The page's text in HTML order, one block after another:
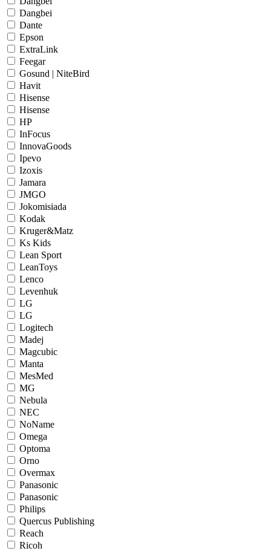
Dangbei
Dante
Epson
ExtraLink
Feegar
Gosund | NiteBird
Havit
Hisense
Hisense
HP
InFocus
InnovaGoods
Ipevo
Izoxis
Jamara
JMGO
Jokomisiada
Kodak
Kruger&Matz
Ks Kids
Lean Sport
LeanToys
Lenco
Levenhuk
LG
LG
Logitech
Madej
Magcubic
Manta
MesMed
MG
Nebula
NEC
NoName
Omega
Optoma
Orno
Overmax
Panasonic
Panasonic
Philips
Quercus Publishing
Reach
Ricoh